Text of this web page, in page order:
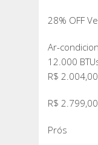
28% OFF
Ar-
12.000
R$ 2.004,00
R$
Prós